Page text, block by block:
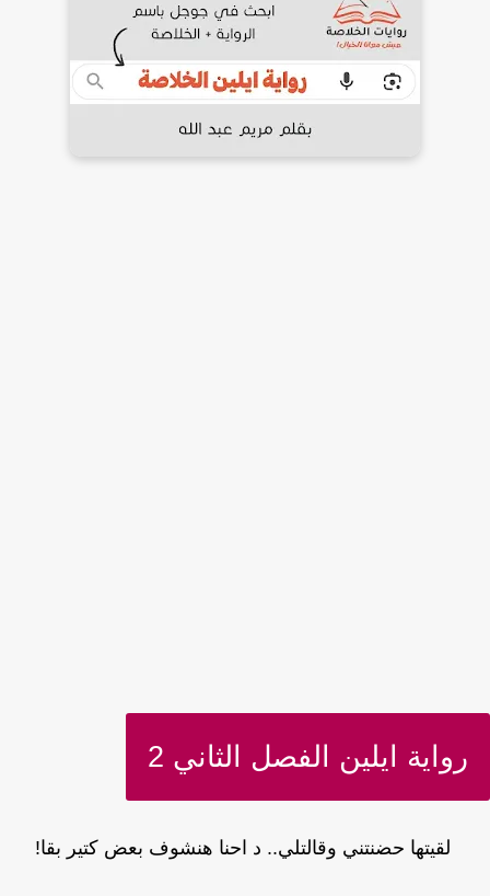
رواية ايلين الفصل الثاني 2
لقيتها حضنتني وقالتلي.. د احنا هنشوف بعض كتير بقا!